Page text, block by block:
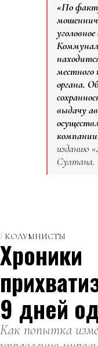
«По
уголовное
местного
органа.
выдачу
изданию
Султана.
КОЛУМНИСТЫ
Хроники
9 дней
Как попытка